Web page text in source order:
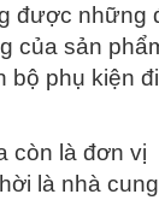
được những
của sản
bộ phụ kiện đi
còn là đơn vị
là nhà